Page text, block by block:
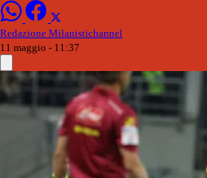
Redazione Milanistichannel
11 maggio - 11:37